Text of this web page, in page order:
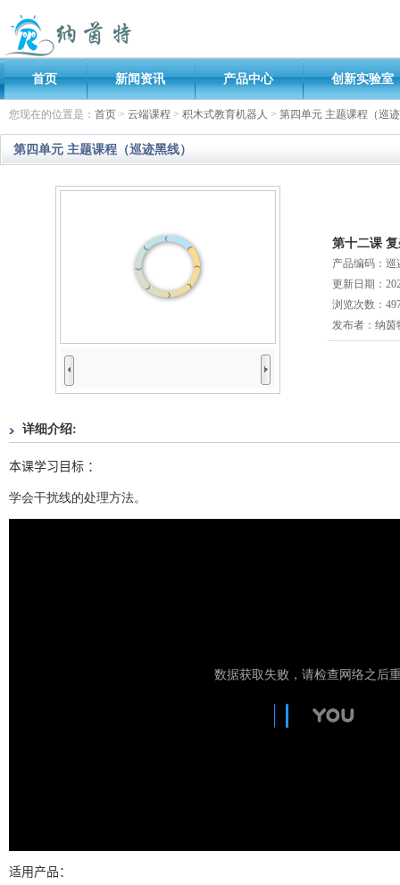
首页 新闻资讯 产品中心 创新实验室
您现在的位置是： 首页 > 云端课程 > 积木式教育机器人 > 第四单元 主题课程（巡
第四单元 主题课程（巡迹黑线）
第十二课
产品编码：巡
更新日期：
浏览次数：
发布者： 纳茵
详细介绍:
本课学习目标 ：
学会干扰线的处理方法。
适用产品：